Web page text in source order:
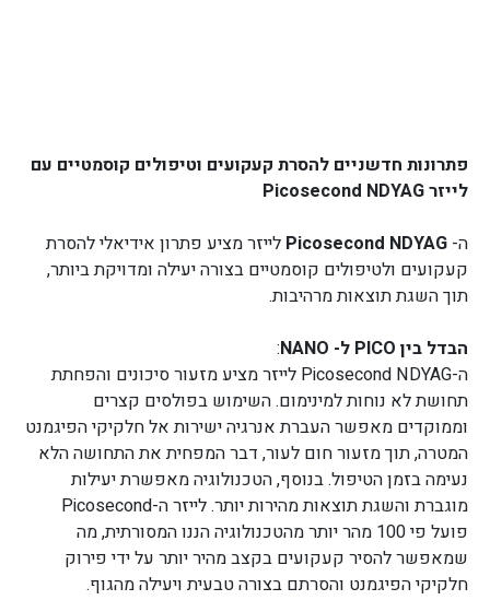
פתרונות חדשניים להסרת קעקועים וטיפולים קוסמטיים עם
לייזר Picosecond NDYAG
ה-
לייזר מציע פתרון אידיאלי להסרת
קעקועים ולטיפולים קוסמטיים בצורה יעילה ומדויקת ביותר,
תוך השגת תוצאות מרהיבות.
הבדל בין PICO ל- NANO
:
ה-Picosecond NDYAG לייזר מציע מזעור סיכונים והפחתת
תחושת לא נוחות למינימום. השימוש בפולסים קצרים
וממוקדים מאפשר העברת אנרגיה ישירות אל חלקיקי הפיגמנט
המטרה, תוך מזעור חום לעור, דבר המפחית את התחושה הלא
נעימה בזמן הטיפול. בנוסף, הטכנולוגיה מאפשרת יעילות
מוגברת והשגת תוצאות מהירות יותר. לייזר ה-Picosecond
פועל פי 100 מהר יותר מהטכנולוגיה הננו המסורתית, מה
שמאפשר להסיר קעקועים בקצב מהיר יותר על ידי פירוק
חלקיקי הפיגמנט והסרתם בצורה טבעית ויעילה מהגוף.